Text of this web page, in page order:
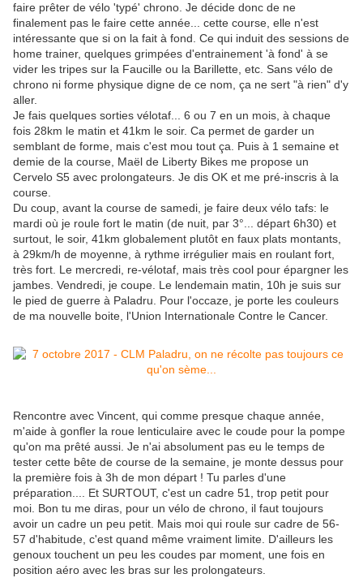
faire prêter de vélo 'typé' chrono. Je décide donc de ne
finalement pas le faire cette année... cette course, elle n'est
intéressante que si on la fait à fond. Ce qui induit des sessions de
home trainer, quelques grimpées d'entrainement 'à fond' à se
vider les tripes sur la Faucille ou la Barillette, etc. Sans vélo de
chrono ni forme physique digne de ce nom, ça ne sert "à rien" d'y
aller.
Je fais quelques sorties vélotaf... 6 ou 7 en un mois, à chaque
fois 28km le matin et 41km le soir. Ca permet de garder un
semblant de forme, mais c'est mou tout ça. Puis à 1 semaine et
demie de la course, Maël de Liberty Bikes me propose un
Cervelo S5 avec prolongateurs. Je dis OK et me pré-inscris à la
course.
Du coup, avant la course de samedi, je faire deux vélo tafs: le
mardi où je roule fort le matin (de nuit, par 3°... départ 6h30) et
surtout, le soir, 41km globalement plutôt en faux plats montants,
à 29km/h de moyenne, à rythme irrégulier mais en roulant fort,
très fort. Le mercredi, re-vélotaf, mais très cool pour épargner les
jambes. Vendredi, je coupe. Le lendemain matin, 10h je suis sur
le pied de guerre à Paladru. Pour l'occaze, je porte les couleurs
de ma nouvelle boite, l'Union Internationale Contre le Cancer.
Rencontre avec Vincent, qui comme presque chaque année,
m'aide à gonfler la roue lenticulaire avec le coude pour la pompe
qu'on ma prêté aussi. Je n'ai absolument pas eu le temps de
tester cette bête de course de la semaine, je monte dessus pour
la première fois à 3h de mon départ ! Tu parles d'une
préparation.... Et SURTOUT, c'est un cadre 51, trop petit pour
moi. Bon tu me diras, pour un vélo de chrono, il faut toujours
avoir un cadre un peu petit. Mais moi qui roule sur cadre de 56-
57 d'habitude, c'est quand même vraiment limite. D'ailleurs les
genoux touchent un peu les coudes par moment, une fois en
position aéro avec les bras sur les prolongateurs.